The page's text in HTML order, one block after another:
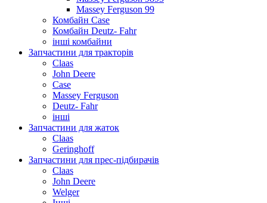
Massey Ferguson 99
Комбайн Case
Комбайн Deutz- Fahr
інші комбайни
Запчастини для тракторів
Claas
John Deere
Case
Massey Ferguson
Deutz- Fahr
інші
Запчастини для жаток
Claas
Geringhoff
Запчастини для прес-підбирачів
Claas
John Deere
Welger